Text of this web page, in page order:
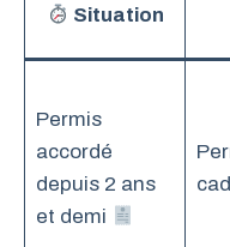
Situation
Permis
accordé
depuis 2 ans
et demi